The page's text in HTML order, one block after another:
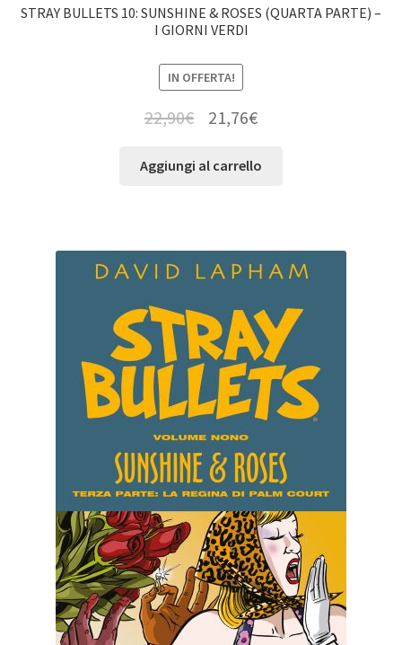
STRAY BULLETS 10: SUNSHINE & ROSES (QUARTA PARTE) –
I GIORNI VERDI
IN OFFERTA!
22,90€ 21,76€
Aggiungi al carrello